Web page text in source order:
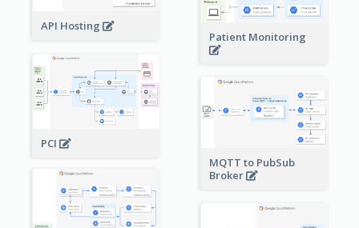
Patient Monitoring
API Hosting
PCI
MQTT to PubSub
Broker